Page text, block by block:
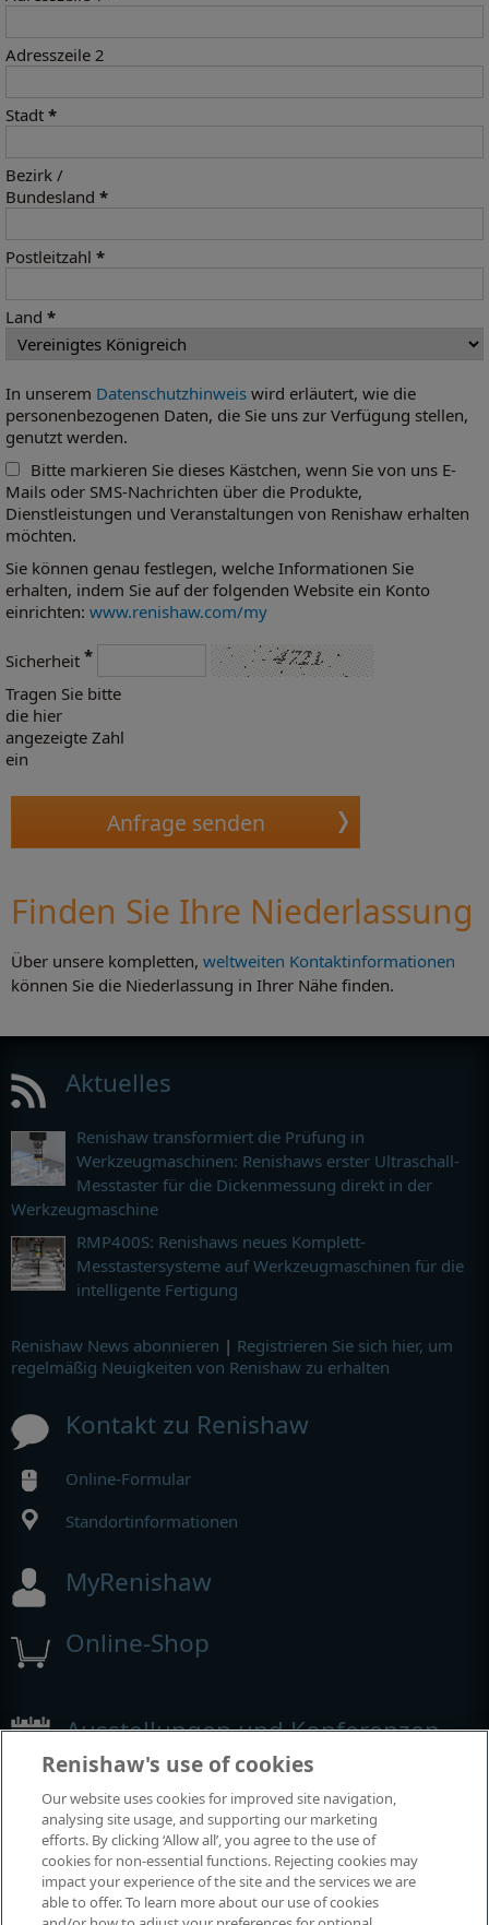
Adresszeile 2
Stadt *
Bezirk /
Bundesland *
Postleitzahl *
Land *
In unserem Datenschutzhinweis wird erläutert, wie die
personenbezogenen Daten, die Sie uns zur Verfügung stellen,
genutzt werden.
Bitte markieren Sie dieses Kästchen, wenn Sie von uns E-
Mails oder SMS-Nachrichten über die Produkte,
Dienstleistungen und Veranstaltungen von Renishaw erhalten
möchten.
Sie können genau festlegen, welche Informationen Sie
erhalten, indem Sie auf der folgenden Website ein Konto
einrichten: www.renishaw.com/my
Sicherheit *
Tragen Sie bitte
die hier
angezeigte Zahl
ein
Finden Sie Ihre Niederlassung
Über unsere kompletten, weltweiten Kontaktinformationen
können Sie die Niederlassung in Ihrer Nähe finden.
Aktuelles
Renishaw transformiert die Prüfung in
Werkzeugmaschinen: Renishaws erster Ultraschall-
Messtaster für die Dickenmessung direkt in der
Werkzeugmaschine
RMP400S: Renishaws neues Komplett-
Messtastersysteme auf Werkzeugmaschinen für die
intelligente Fertigung
Renishaw News abonnieren | Registrieren Sie sich hier, um
regelmäßig Neuigkeiten von Renishaw zu erhalten
Kontakt zu Renishaw
Online-Formular
Standortinformationen
MyRenishaw
Online-Shop
Ausstellungen und Konferenzen
Renishaw's use of cookies
Our website uses cookies for improved site navigation,
analysing site usage, and supporting our marketing
efforts. By clicking ‘Allow all’, you agree to the use of
cookies for non-essential functions. Rejecting cookies may
impact your experience of the site and the services we are
able to offer. To learn more about our use of cookies